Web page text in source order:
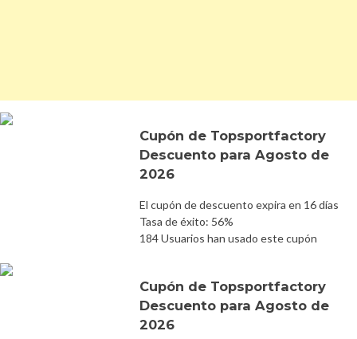
Cupón de Topsportfactory
Descuento para Agosto de
2026
El cupón de descuento expira en 16 días
Tasa de éxito: 56%
184 Usuarios han usado este cupón
Cupón de Topsportfactory
Descuento para Agosto de
2026